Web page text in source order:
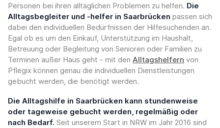
Personen bei ihren alltäglichen Problemen zu helfen. Die
Alltagsbegleiter und -helfer in Saarbrücken passen sich
dabei den individuellen Bedürfnissen der Hilfesuchenden an.
Egal ob es um den Einkauf, Unterstützung im Haushalt,
Betreuung oder Begleitung von Senioren oder Familien zu
Terminen außer Haus geht - mit den Alltagshelfern von
Pflegix können genau die individuellen Dienstleistungen
gebucht werden, die benötigt werden.
Die Alltagshilfe in Saarbrücken kann stundenweise
oder tageweise gebucht werden, regelmäßig oder
nach Bedarf. Seit unserem Start in NRW im Jahr 2016 sind